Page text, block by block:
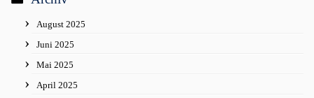
August 2025
Juni 2025
Mai 2025
April 2025